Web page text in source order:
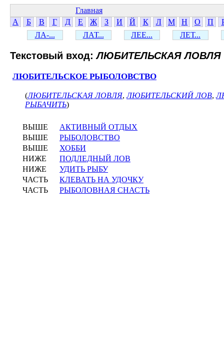
Главная
А
Б В Г Д Е Ж З И Й К Л М Н О П
ЛА-...
ЛАТ... ЛЕЕ... ЛЕТ...
Текстовый вход:ЛЮБИТЕЛЬСКАЯ ЛОВЛЯ
ЛЮБИТЕЛЬСКОЕ РЫБОЛОВСТВО
(ЛЮБИТЕЛЬСКАЯ ЛОВЛЯ,ЛЮБИТЕЛЬСКИЙ ЛОВ,
РЫБАЧИТЬ)
ВЫШЕ
АКТИВНЫЙ ОТДЫХ
ВЫШЕ
РЫБОЛОВСТВО
ВЫШЕ
ХОББИ
НИЖЕ
ПОДЛЕДНЫЙ ЛОВ
НИЖЕ
УДИТЬ РЫБУ
ЧАСТЬ
КЛЕВАТЬ НА УДОЧКУ
ЧАСТЬ
РЫБОЛОВНАЯ СНАСТЬ